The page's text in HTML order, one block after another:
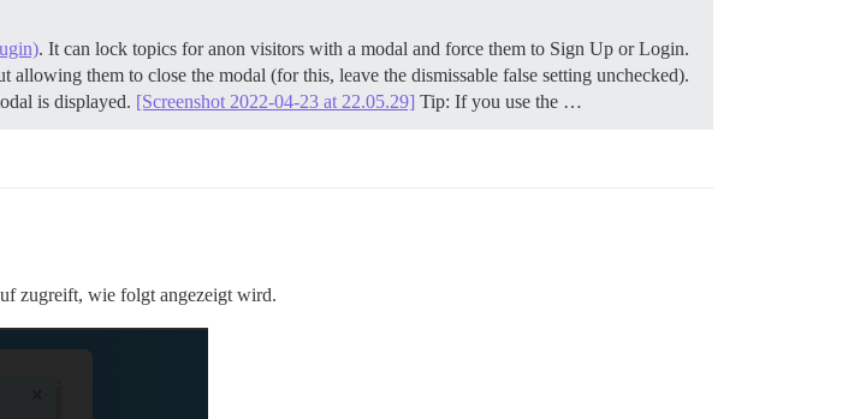
. It can lock topics for anon visitors with a modal and force them to Sign Up or Login.
them to close the modal (for this, leave the dismissable false setting unchecked).
is displayed. [Screenshot 2022-04-23 at 22.05.29] Tip: If you use the …
zugreift, wie folgt angezeigt wird.